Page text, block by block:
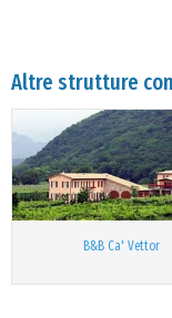
Altre strutture
B&B Ca' Vettor